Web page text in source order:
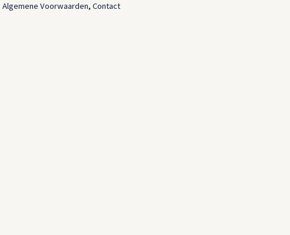
Algemene Voorwaarden,Contact